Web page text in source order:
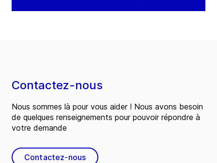
Contactez-nous
Nous sommes là pour vous aider ! Nous avons besoin
de quelques renseignements pour pouvoir répondre à
votre demande
Contactez-nous